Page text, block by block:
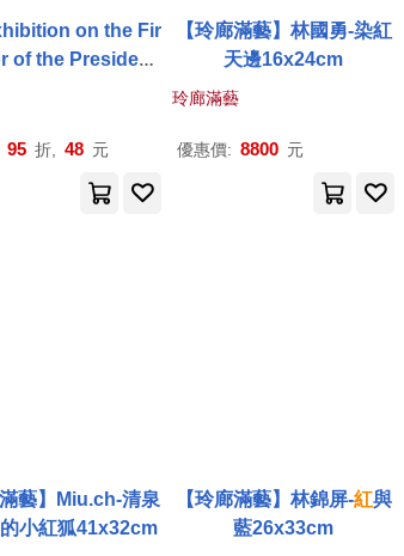
on the Fir
of the Presidenti
95 折, 48 元
【玲廊滿藝】林國勇-染紅
天邊16x24cm
玲廊滿藝
優惠價: 8800 元
滿藝】Miu.ch-清泉
小紅狐41x32cm
【玲廊滿藝】林錦屏-紅與
藍26x33cm